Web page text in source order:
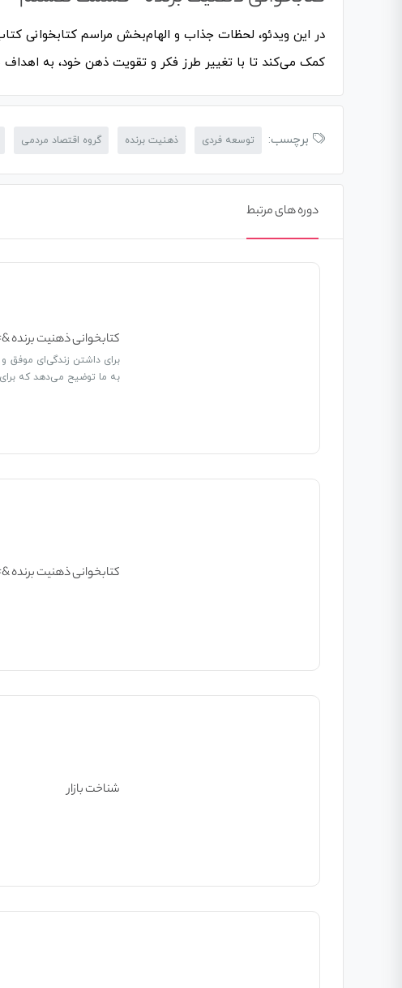
در این ویدئو، لحظات جذاب و الهام‌بخش مراسم کتابخوانی
کمک می‌کند تا با تغییر طرز فکر و تقویت ذهن خود، به
برچسب: توسعه فردی ذهنیت برنده گروه اقتصاد مردمی
دوره های مرتبط
کتابخوانی ذهنیت برنده &#۸۲۱۱; قسمت
برای داشتن زندگی‌ای موفق
به ما توضیح می‌دهد که
کتابخوانی ذهنیت برنده &#۸۲۱۱; قسمت
شناخت بازار